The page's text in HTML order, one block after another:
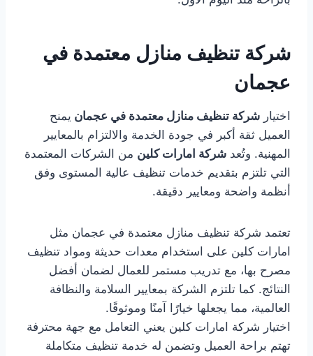
شركة تنظيف منازل معتمدة في
عجمان
اختيار شركة تنظيف منازل معتمدة في عجمان يمنح
العميل ثقة أكبر في جودة الخدمة والالتزام بالمعايير
المهنية. وتُعد شركة امارات كلين من الشركات المعتمدة
التي تلتزم بتقديم خدمات تنظيف عالية المستوى وفق
أنظمة واضحة ومعايير دقيقة.
تعتمد شركة تنظيف منازل معتمدة في عجمان مثل
امارات كلين على استخدام معدات حديثة ومواد تنظيف
مصرح بها، مع تدريب مستمر للعمال لضمان أفضل
النتائج. كما تلتزم الشركة بمعايير السلامة والنظافة
العالمية، مما يجعلها خيارًا آمنًا وموثوقًا.
اختيار شركة امارات كلين يعني التعامل مع جهة محترفة
تهتم براحة العميل وتضمن له خدمة تنظيف متكاملة